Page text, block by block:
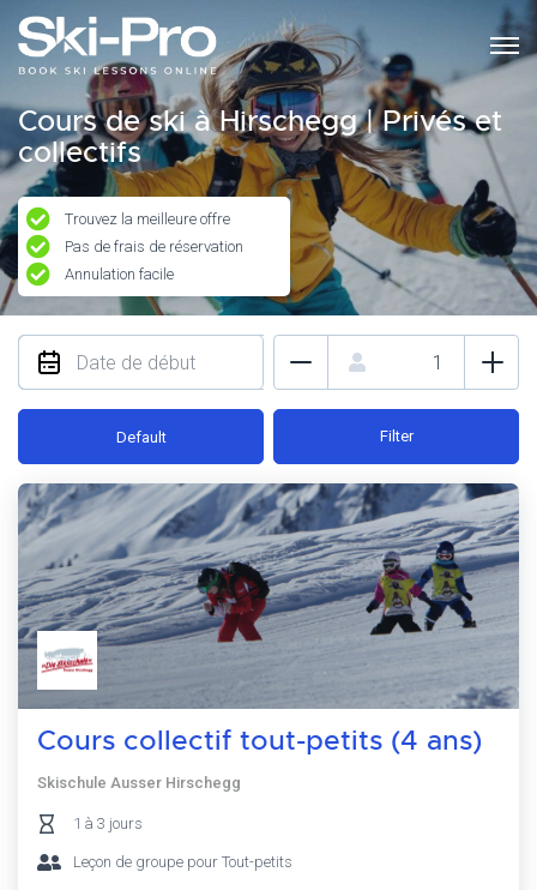
Cours de ski à Hirschegg | Privés et
collectifs
Trouvez la meilleure offre
Pas de frais de réservation
Annulation facile
Default Filter
Cours collectif tout-petits (4 ans)
Skischule Ausser Hirschegg
1 à 3 jours
Leçon de groupe pour Tout-petits